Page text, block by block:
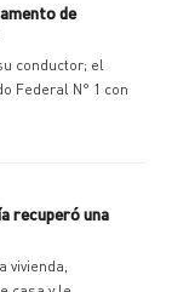
de
conductor; el
Federal N° 1 con
recuperó una
vivienda,